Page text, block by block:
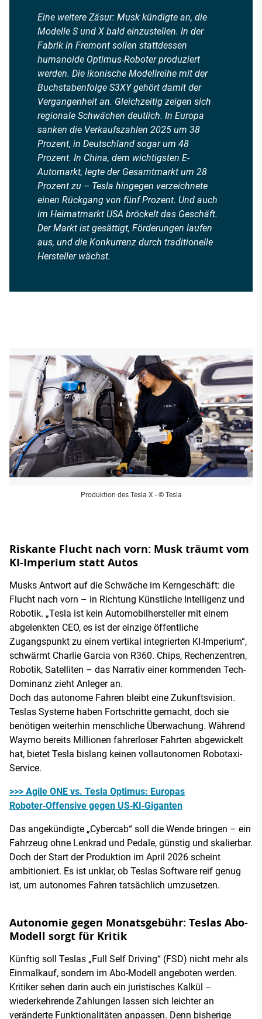
Eine weitere Zäsur: Musk kündigte an, die
Modelle S und X bald einzustellen. In der
Fabrik in Fremont sollen stattdessen
humanoide Optimus-Roboter produziert
werden. Die ikonische Modellreihe mit der
Buchstabenfolge S3XY gehört damit der
Vergangenheit an. Gleichzeitig zeigen sich
regionale Schwächen deutlich. In Europa
sanken die Verkaufszahlen 2025 um 38
Prozent, in Deutschland sogar um 48
Prozent. In China, dem wichtigsten E-
Automarkt, legte der Gesamtmarkt um 28
Prozent zu – Tesla hingegen verzeichnete
einen Rückgang von fünf Prozent. Und auch
im Heimatmarkt USA bröckelt das Geschäft.
Der Markt ist gesättigt, Förderungen laufen
aus, und die Konkurrenz durch traditionelle
Hersteller wächst.
Produktion des Tesla X - © Tesla
Riskante Flucht nach vorn: Musk träumt vom
KI-Imperium statt Autos
Musks Antwort auf die Schwäche im Kerngeschäft: die
Flucht nach vorn – in Richtung Künstliche Intelligenz und
Robotik. „Tesla ist kein Automobilhersteller mit einem
abgelenkten CEO, es ist der einzige öffentliche
Zugangspunkt zu einem vertikal integrierten KI-Imperium“,
schwärmt Charlie Garcia von R360. Chips, Rechenzentren,
Robotik, Satelliten – das Narrativ einer kommenden Tech-
Dominanz zieht Anleger an.
Doch das autonome Fahren bleibt eine Zukunftsvision.
Teslas Systeme haben Fortschritte gemacht, doch sie
benötigen weiterhin menschliche Überwachung. Während
Waymo bereits Millionen fahrerloser Fahrten abgewickelt
hat, bietet Tesla bislang keinen vollautonomen Robotaxi-
Service.
>>> Agile ONE vs. Tesla Optimus: Europas
Roboter‑Offensive gegen US‑KI‑Giganten
Das angekündigte „Cybercab“ soll die Wende bringen – ein
Fahrzeug ohne Lenkrad und Pedale, günstig und skalierbar.
Doch der Start der Produktion im April 2026 scheint
ambitioniert. Es ist unklar, ob Teslas Software reif genug
ist, um autonomes Fahren tatsächlich umzusetzen.
Autonomie gegen Monatsgebühr: Teslas Abo-
Modell sorgt für Kritik
Künftig soll Teslas „Full Self Driving“ (FSD) nicht mehr als
Einmalkauf, sondern im Abo-Modell angeboten werden.
Kritiker sehen darin auch ein juristisches Kalkül –
wiederkehrende Zahlungen lassen sich leichter an
veränderte Funktionalitäten anpassen. Denn bisherige